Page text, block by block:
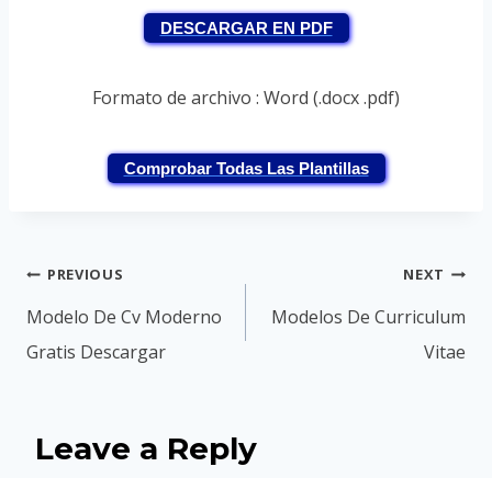
DESCARGAR EN PDF
Formato de archivo : Word (.docx .pdf)
Comprobar Todas Las Plantillas
Post
navigation
PREVIOUS
Modelo De Cv Moderno
Gratis Descargar
NEXT
Modelos De Curriculum
Vitae
Leave a Reply